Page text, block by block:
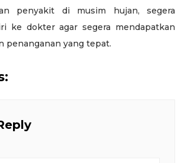
penyakit di musim hujan, segera
ke dokter agar segera mendapatkan
penanganan yang tepat.